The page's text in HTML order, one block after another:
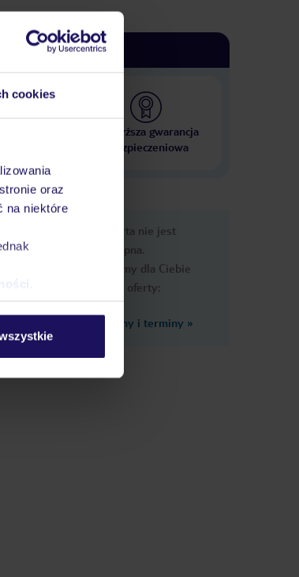
cookies
oraz
na niektóre
Najwyższa gwarancja
ubezpieczeniowa
Ups, ta oferta nie jest
dostępna.
Przygotowaliśmy dla Ciebie
podobne oferty:
Zobacz inne ceny i terminy »